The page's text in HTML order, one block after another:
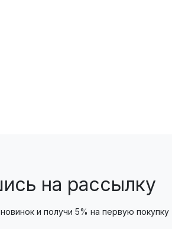
на рассылку
и получи 5% на первую покупку